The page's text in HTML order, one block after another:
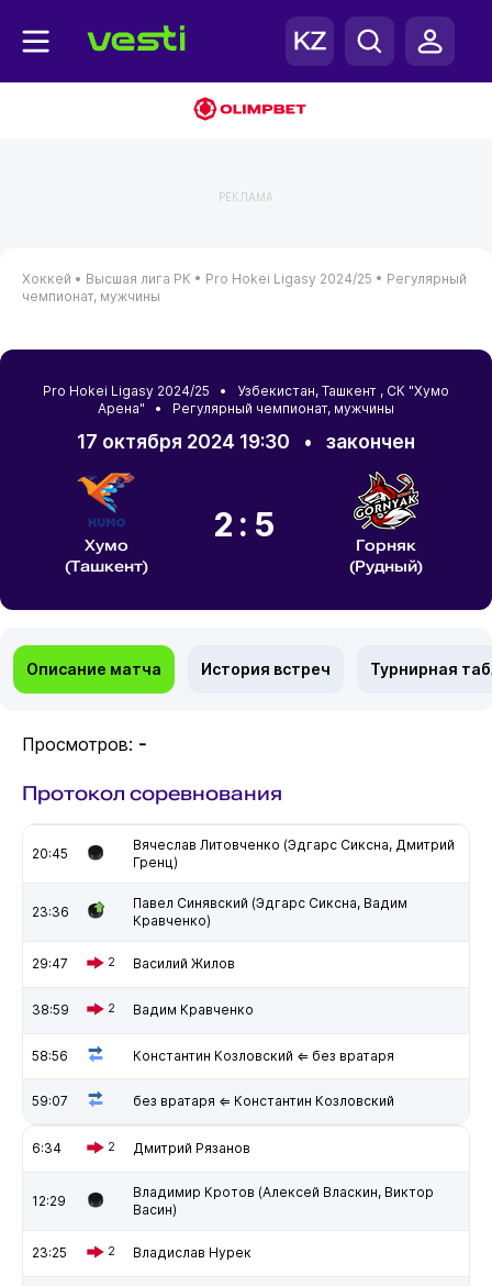
РЕКЛАМА
Хоккей • Высшая лига РК • Pro Hokei Ligasy 2024/25 • Регулярный
чемпионат, мужчины
Pro Hokei Ligasy 2024/25 • Узбекистан, Ташкент , СК "Хумо
Арена" • Регулярный чемпионат, мужчины
17 октября 2024 19:30 • закончен
Хумо
(Ташкент)
2:5
Горняк
(Рудный)
Описание матча История встреч Турнирная
Просмотров: -
Протокол соревнования
20:45
Вячеслав Литовченко (Эдгарс Сиксна, Дмитрий
Гренц)
23:36
Павел Синявский (Эдгарс Сиксна, Вадим
Кравченко)
29:47 2 Василий Жилов
38:59 2 Вадим Кравченко
58:56 Константин Козловский ⇐ без вратаря
59:07 без вратаря ⇐ Константин Козловский
6:34 2 Дмитрий Рязанов
12:29
Владимир Кротов (Алексей Власкин, Виктор
Васин)
23:25 2 Владислав Нурек